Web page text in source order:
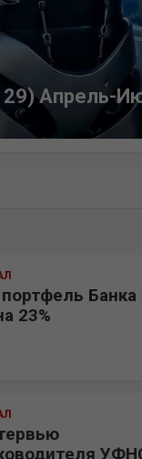
Апрель-
Банка
23%